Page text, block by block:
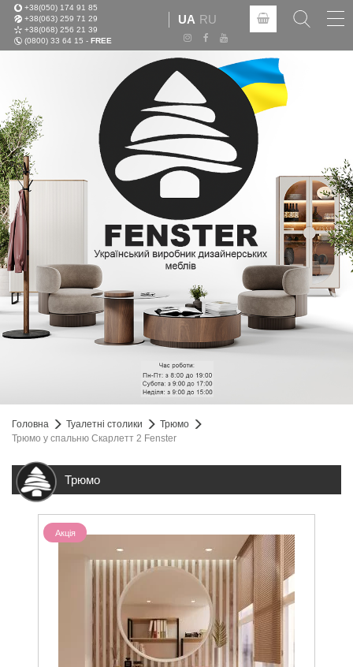
+38(050) 174 91 85
+38(063) 259 71 29
+38(068) 256 21 39
(0800) 33 64 15 - FREE
UA RU
Головна Туалетні столики
Трюмо
Трюмо у спальню Скарлетт 2 Fenster
Трюмо
Акція